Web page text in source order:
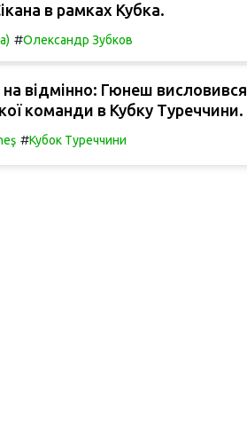
в рамках Кубка.
#Олександр Зубков
відмінно: Гюнеш висловився
команди в Кубку Туреччини.
#Кубок Туреччини